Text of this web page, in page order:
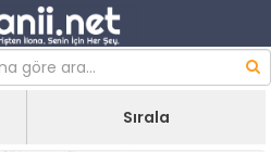
Sırala